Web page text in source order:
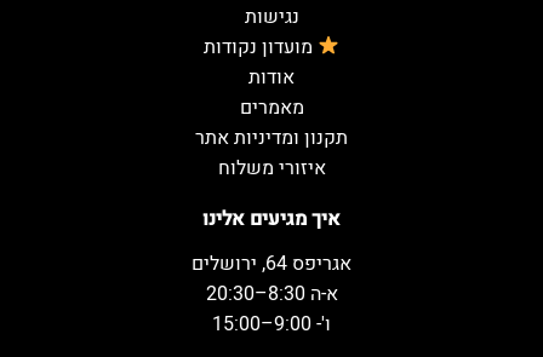
איך מגיעים אלינו
אגריפס 64, ירושלים
א-ה 8:30–20:30
ו'- 9:00–15:00
נגישות
מועדון נקודות
אודות
מאמרים
תקנון ומדיניות אתר
איזורי משלוח